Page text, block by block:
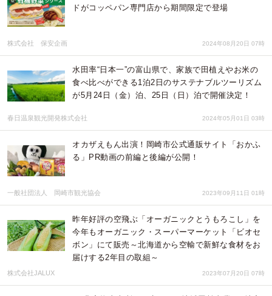
ドがコッペパン専門店から期間限定で登場
株式会社 保安企画 2024年08月20日 07時
水田率“日本一”の富山県で、家族で田植えやお米の
食べ比べができる1泊2日のサステナブルツーリズム
が5月24日（金）泊、25日（日）泊で開催決定！
春日温泉観光開発株式会社 2024年05月01日 03時
オカザえもん出演！岡崎市公式通販サイト「おかふ
る」PR動画の前編と後編が公開！
一般社団法人 岡崎市観光協会 2023年09月11日 01時
昨年好評の空飛ぶ「オーガニックとうもろこし」を
今年もオーガニック・スーパーマーケット「ビオセ
ボン」にて販売～北海道から空輸で新鮮な食材をお
届けする2年目の取組～
株式会社JALUX 2023年07月20日 07時